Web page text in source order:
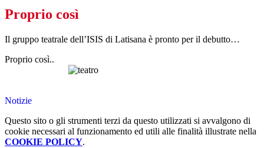
Proprio così
Il gruppo teatrale dell’ISIS di Latisana è pronto per il debutto…
Proprio così..
Notizie
Questo sito o gli strumenti terzi da questo utilizzati si avvalgono di
cookie necessari al funzionamento ed utili alle finalità illustrate nella
COOKIE POLICY.